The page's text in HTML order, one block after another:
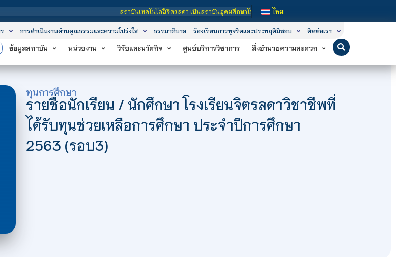
สถาบันเทคโนโลยีจิตรลดา เป็นสถาบันอุดมศึกษาในกำกับของรัฐ เปิดหลักสูตรการเรียนการสอน 3 ระดับ คื
ไทย
การดำเนินงานด้านคุณธรรมและความโปร่งใส ธรรมาภิบาล ร้องเรียนการทุจริตและประพฤติมิชอบ ติดต่อเรา
ข้อมูลสถาบัน หน่วยงาน วิจัยและนวัตกิจ ศูนย์บริการวิชาการ สิ่งอำนวยความสะดวก
ทุนการศึกษา
รายชื่อนักเรียน / นักศึกษา โรงเรียนจิตรลดาวิชาชีพที่
ได้รับทุนช่วยเหลือการศึกษา ประจำปีการศึกษา
2563 (รอบ3)